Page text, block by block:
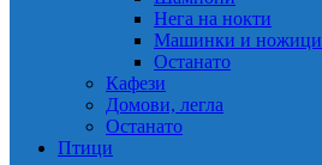
Нега на нокти
Машинки и ножици
Останато
Кафези
Домови, легла
Останато
Птици